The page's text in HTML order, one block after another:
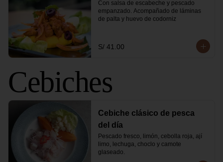
Con salsa de escabeche y pescado
empanzado. Acompañado de láminas
de palta y huevo de codorniz
S/ 41.00
Cebiches
Cebiche clásico de pesca
del día
Pescado fresco, limón, cebolla roja, ají
limo, lechuga, choclo y camote
glaseado.